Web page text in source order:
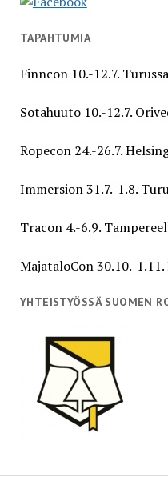
TAPAHTUMIA
Finncon 10.-12.7. Turussa
Sotahuuto 10.-12.7.
Ropecon 24.-26.7.
Immersion 31.7.-1.8.
Tracon 4.-6.9.
MajataloCon 30.10.-1.11.
YHTEISTYÖSSÄ SUOMEN